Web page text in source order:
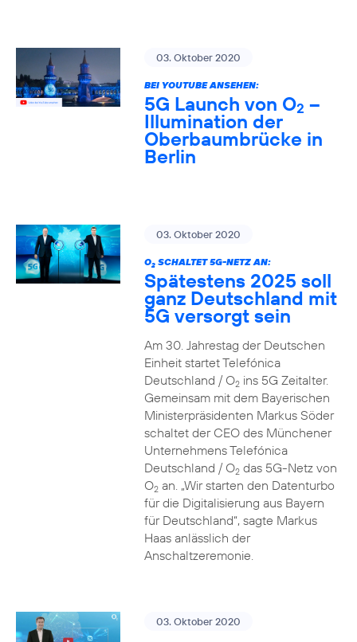
03. Oktober 2020
BEI YOUTUBE ANSEHEN:
5G Launch von O2 –
Illumination der
Oberbaumbrücke in
Berlin
03. Oktober 2020
O2SCHALTET 5G-NETZ AN:
Spätestens 2025 soll
ganz Deutschland mit
5G versorgt sein
Am 30. Jahrestag der Deutschen
Einheit startet Telefónica
Deutschland / O2ins 5G Zeitalter.
Gemeinsam mit dem Bayerischen
Ministerpräsidenten Markus Söder
schaltet der CEO des Münchener
Unternehmens Telefónica
Deutschland / O2das 5G-Netz von
O2an. „Wir starten den Datenturbo
für die Digitalisierung aus Bayern
für Deutschland“, sagte Markus
Haas anlässlich der
Anschaltzeremonie.
03. Oktober 2020